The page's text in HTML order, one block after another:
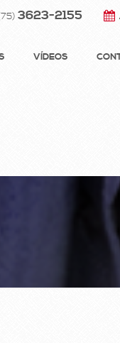
3623-2155
VÍDEOS